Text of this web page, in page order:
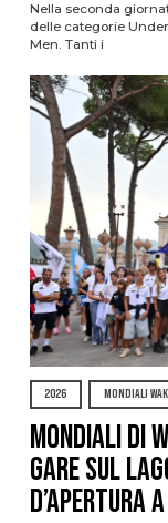
Nella seconda
delle categorie
Men. Tanti i
2026 MONDIALI
Mondiali di
gare sul
d’apertura